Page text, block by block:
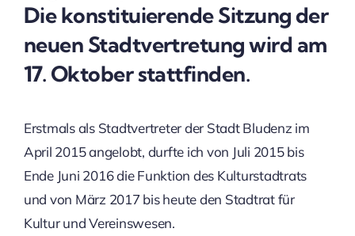
Die konstituierende Sitzung der
neuen Stadtvertretung wird am
17. Oktober stattfinden.
Erstmals als Stadtvertreter der Stadt Bludenz im
April 2015 angelobt, durfte ich von Juli 2015 bis
Ende Juni 2016 die Funktion des Kulturstadtrats
und von März 2017 bis heute den Stadtrat für
Kultur und Vereinswesen.